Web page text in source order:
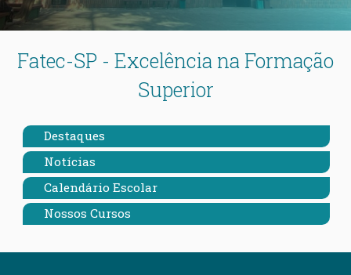
Fatec-SP - Excelência na Formação
Superior
Destaques
Notícias
Calendário Escolar
Nossos Cursos